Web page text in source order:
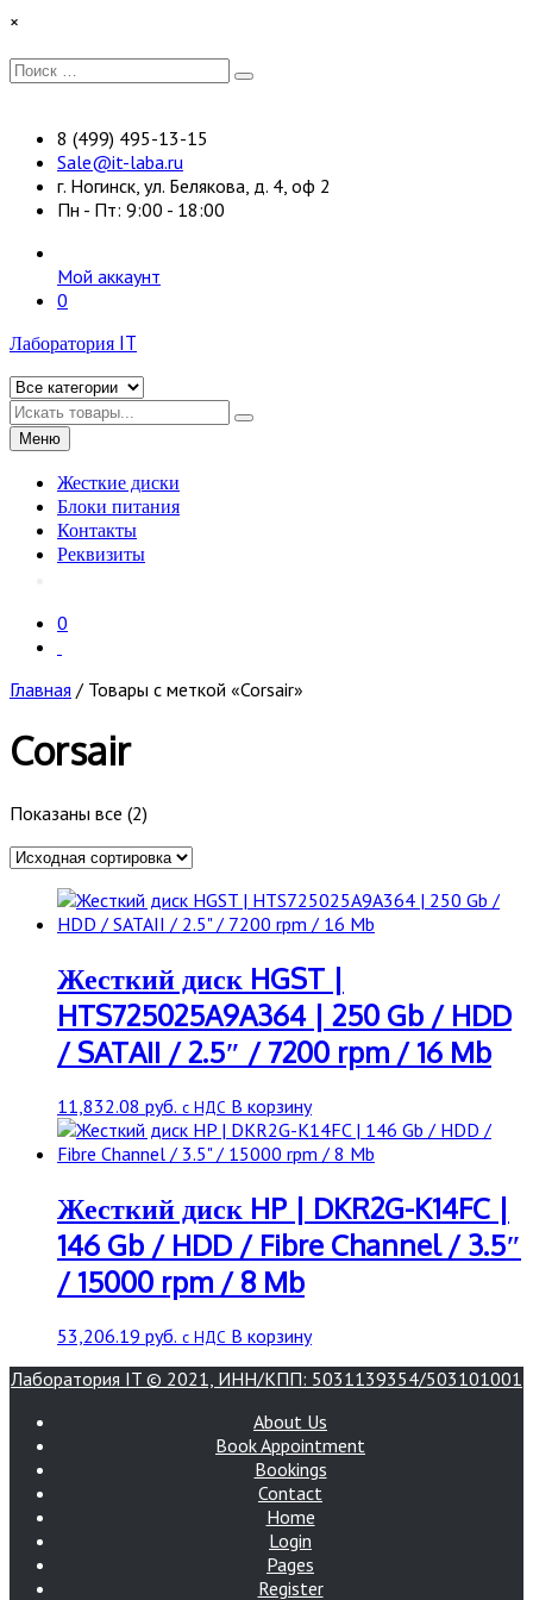
Перейти
содержимому
×
Искать:
Поиск
8 (499) 495-13-15
Sale@it-laba.ru
г. Ногинск, ул. Белякова, д. 4, оф 2
Пн - Пт: 9:00 - 18:00
Мой аккаунт
0
Лаборатория IT
Искать
Меню
Жесткие диски
Блоки питания
Контакты
Реквизиты
0
Главная / Товары с меткой «Corsair»
Corsair
Показаны все (2)
Жесткий диск HGST |
HTS725025A9A364 | 250 Gb / HDD
/ SATAII / 2.5″ / 7200 rpm / 16 Mb
11,832.08 руб. с НДС В корзину
Жесткий диск HP | DKR2G-K14FC |
146 Gb / HDD / Fibre Channel / 3.5″
/ 15000 rpm / 8 Mb
53,206.19 руб. с НДС В корзину
Лаборатория IT © 2021, ИНН/КПП: 5031139354/503101001
About Us
Book Appointment
Bookings
Contact
Home
Login
Pages
Register